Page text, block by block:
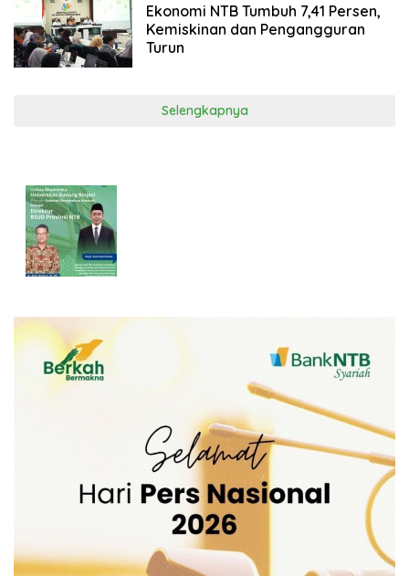
Ekonomi NTB Tumbuh 7,41 Persen,
Kemiskinan dan Pengangguran
Turun
Selengkapnya